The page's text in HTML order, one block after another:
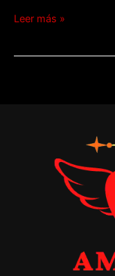
Leer más »